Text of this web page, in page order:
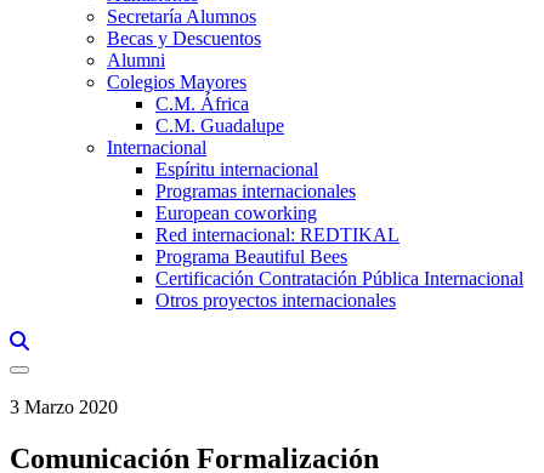
Secretaría Alumnos
Becas y Descuentos
Alumni
Colegios Mayores
C.M. África
C.M. Guadalupe
Internacional
Espíritu internacional
Programas internacionales
European coworking
Red internacional: REDTIKAL
Programa Beautiful Bees
Certificación Contratación Pública Internacional
Otros proyectos internacionales
3 Marzo 2020
Comunicación Formalización